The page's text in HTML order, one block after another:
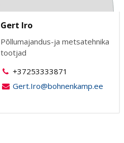
Gert Iro
Põllumajandus-ja metsatehnika
tootjad
+37253333871
Gert.Iro@bohnenkamp.ee